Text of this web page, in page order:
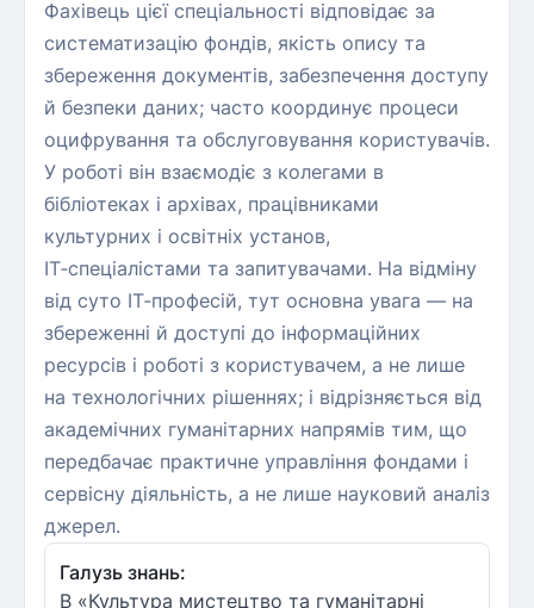
Фахівець цієї спеціальності відповідає за
систематизацію фондів, якість опису та
збереження документів, забезпечення доступу
й безпеки даних; часто координує процеси
оцифрування та обслуговування користувачів.
У роботі він взаємодіє з колегами в
бібліотеках і архівах, працівниками
культурних і освітніх установ,
ІТ‑спеціалістами та запитувачами. На відміну
від суто ІТ‑професій, тут основна увага — на
збереженні й доступі до інформаційних
ресурсів і роботі з користувачем, а не лише
на технологічних рішеннях; і відрізняється від
академічних гуманітарних напрямів тим, що
передбачає практичне управління фондами і
сервісну діяльність, а не лише науковий аналіз
джерел.
Галузь знань:
B «Культура мистецтво та гуманітарні